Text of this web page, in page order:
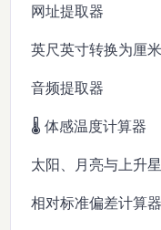
网址提取器
英尺英寸转换为厘米
音频提取器
🌡️ 体感温度计算器
太阳、月亮与上升
相对标准偏差计算器